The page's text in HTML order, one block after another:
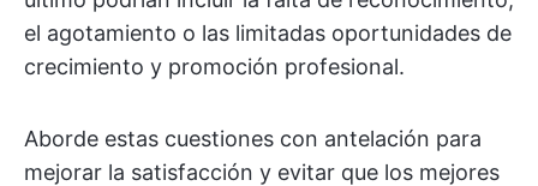
el agotamiento o las limitadas oportunidades de
crecimiento y promoción profesional.
Aborde estas cuestiones con antelación para
mejorar la satisfacción y evitar que los mejores